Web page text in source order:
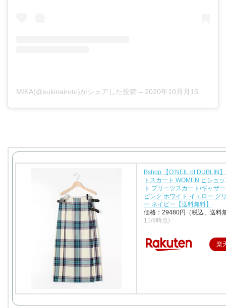
MIKA(@sukinairoto)がシェアした投稿 – 2020年10月月15日午後10時46分PDT
Bshop 【O’NEIL of DUBLIN
トスカート WOMEN ビショ
ト プリーツスカート/ギャザ
ピンク ホワイト イエロー グ
ー ネイビー【送料無料】
価格：29480円（税込、送料
11/9時点)
楽